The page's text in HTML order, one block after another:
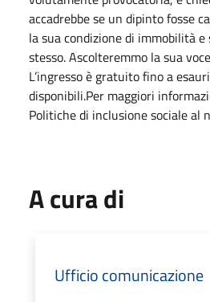
accadrebbe se un dipinto fosse
la sua condizione di immobilità e
stesso. Ascolteremmo la sua
L’ingresso è gratuito fino a
disponibili.Per maggiori
Politiche di inclusione sociale al
A cura di
Ufficio comunicazione